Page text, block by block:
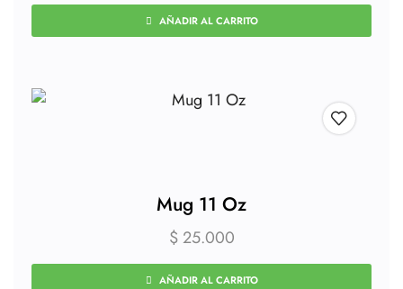
AÑADIR AL CARRITO
Mug 11 Oz
$25.000
AÑADIR AL CARRITO